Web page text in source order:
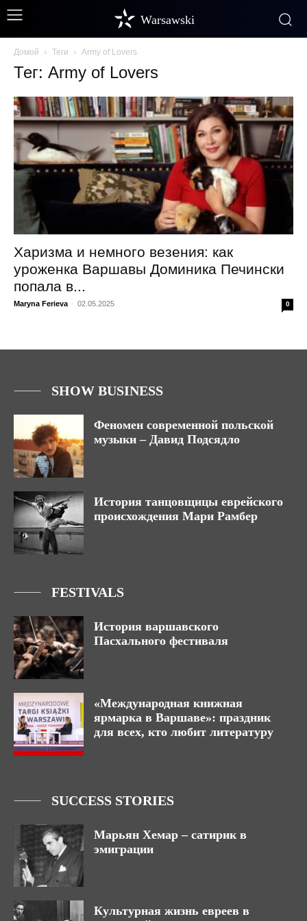
Warsawski
Домой Теги Army of Lovers
Тег: Army of Lovers
Харизма и немного везения: как
уроженка Варшавы Доминика Печински
попала в...
Maryna Ferieva - 02.05.2025 0
SHOW BUSINESS
Феномен современной польской
музыки – Давид Подсядло
История танцовщицы еврейского
происхождения Мари Рамбер
FESTIVALS
История варшавского
Пасхального фестиваля
«Международная книжная
ярмарка в Варшаве»: праздник
для всех, кто любит литературу
SUCCESS STORIES
Марьян Хемар – сатирик в
эмиграции
Культурная жизнь евреев в